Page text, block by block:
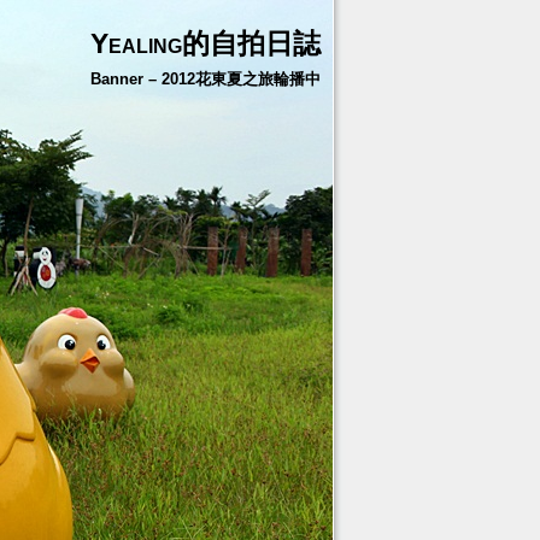
Yealing的自拍日誌
Banner – 2012花東夏之旅輪播中